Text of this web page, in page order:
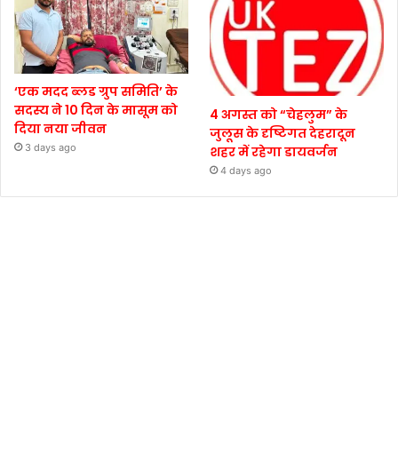
‘एक मदद ब्लड ग्रुप समिति’ के
सदस्य ने 10 दिन के मासूम को
दिया नया जीवन
3 days ago
4 अगस्त को “चेहलुम” के
जुलूस के दृष्टिगत देहरादून
शहर में रहेगा डायवर्जन
4 days ago